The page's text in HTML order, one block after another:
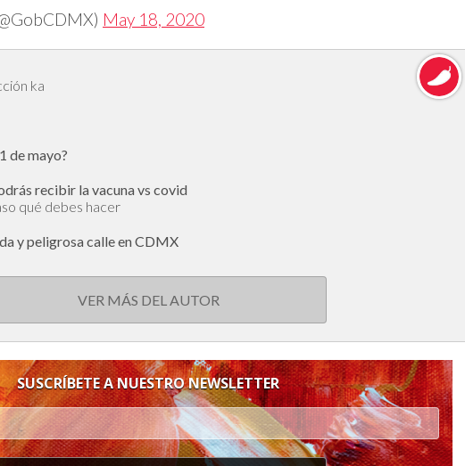
May 18, 2020
ka
de mayo?
recibir la vacuna vs covid
qué debes hacer
y peligrosa calle en CDMX
VER MÁS DEL AUTOR
SUSCRÍBETE A NUESTRO NEWSLETTER